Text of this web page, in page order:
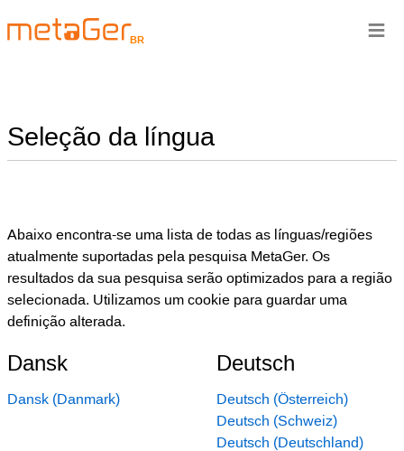
BR
Seleção da língua
Abaixo encontra-se uma lista de todas as línguas/regiões
atualmente suportadas pela pesquisa MetaGer. Os
resultados da sua pesquisa serão optimizados para a região
selecionada. Utilizamos um cookie para guardar uma
definição alterada.
Dansk
Dansk (Danmark)
Deutsch
Deutsch (Österreich)
Deutsch (Schweiz)
Deutsch (Deutschland)
≡